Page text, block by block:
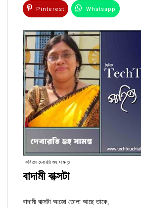
Pinterest Whatsapp
কবিতায় দেবারতি গুহ সামন্ত
বাদামী বাক্সটা
বাদামী বাক্সটা আজো তোলা আছে তাকে,